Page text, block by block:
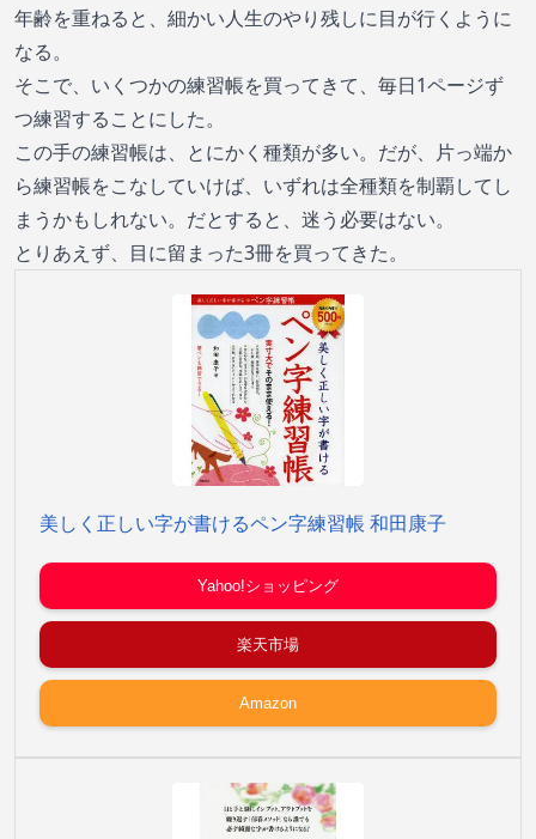
年齢を重ねると、細かい人生のやり残しに目が行くように
なる。
そこで、いくつかの練習帳を買ってきて、毎日1ページず
つ練習することにした。
この手の練習帳は、とにかく種類が多い。だが、片っ端か
ら練習帳をこなしていけば、いずれは全種類を制覇してし
まうかもしれない。だとすると、迷う必要はない。
とりあえず、目に留まった3冊を買ってきた。
美しく正しい字が書けるペン字練習帳 和田康子
Yahoo!ショッピング
楽天市場
Amazon